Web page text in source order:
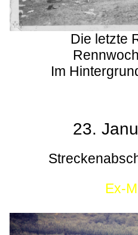
Die letzte
Im
23.
Ex-